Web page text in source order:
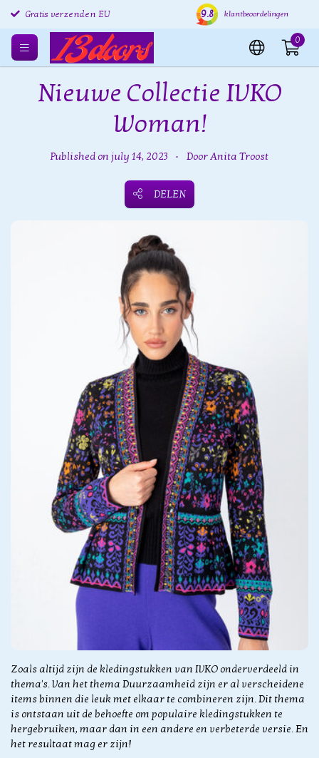
Gratis verzenden EU
Verzending binnen 24 uur
9.8 klantbeoordelingen
0
Nieuwe Collectie IVKO
Woman!
Published on july 14, 2023 • Door Anita Troost
DELEN
Zoals altijd zijn de kledingstukken van IVKO onderverdeeld in
thema's. Van het thema Duurzaamheid zijn er al verscheidene
items binnen die leuk met elkaar te combineren zijn. Dit thema
is ontstaan uit de behoefte om populaire kledingstukken te
hergebruiken, maar dan in een andere en verbeterde versie. En
het resultaat mag er zijn!